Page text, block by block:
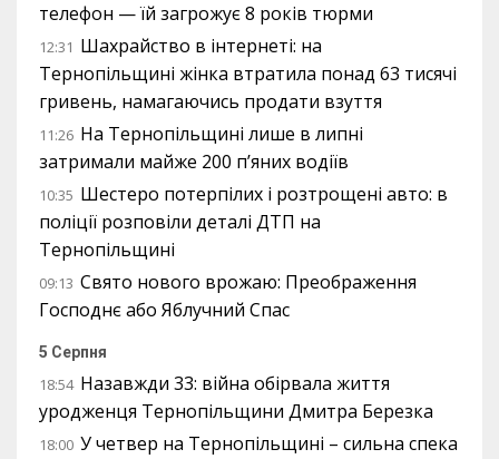
телефон — їй загрожує 8 років тюрми
12:31 Шахрайство в інтернеті: на
Тернопільщині жінка втратила понад 63 тисячі
гривень, намагаючись продати взуття
11:26 На Тернопільщині лише в липні
затримали майже 200 п’яних водіїв
10:35 Шестеро потерпілих і розтрощені авто: в
поліції розповіли деталі ДТП на
Тернопільщині
09:13 Свято нового врожаю: Преображення
Господнє або Яблучний Спас
5 Серпня
18:54 Назавжди 33: війна обірвала життя
уродженця Тернопільщини Дмитра Березка
18:00 У четвер на Тернопільщині – сильна спека